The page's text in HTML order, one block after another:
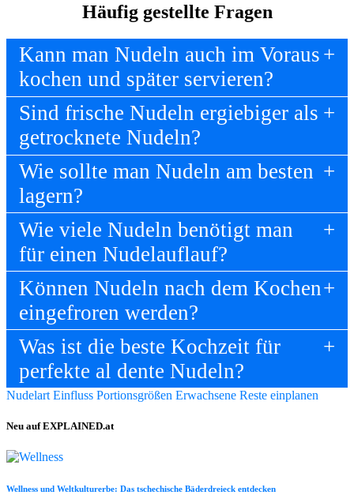
Häufig gestellte Fragen
Kann man Nudeln auch im Voraus
kochen und später servieren?
Sind frische Nudeln ergiebiger als
getrocknete Nudeln?
Wie sollte man Nudeln am besten
lagern?
Wie viele Nudeln benötigt man
für einen Nudelauflauf?
Können Nudeln nach dem Kochen
eingefroren werden?
Was ist die beste Kochzeit für
perfekte al dente Nudeln?
Nudelart Einfluss Portionsgrößen Erwachsene Reste einplanen
Neu auf EXPLAINED.at
Wellness und Weltkulturerbe: Das tschechische Bäderdreieck entdecken